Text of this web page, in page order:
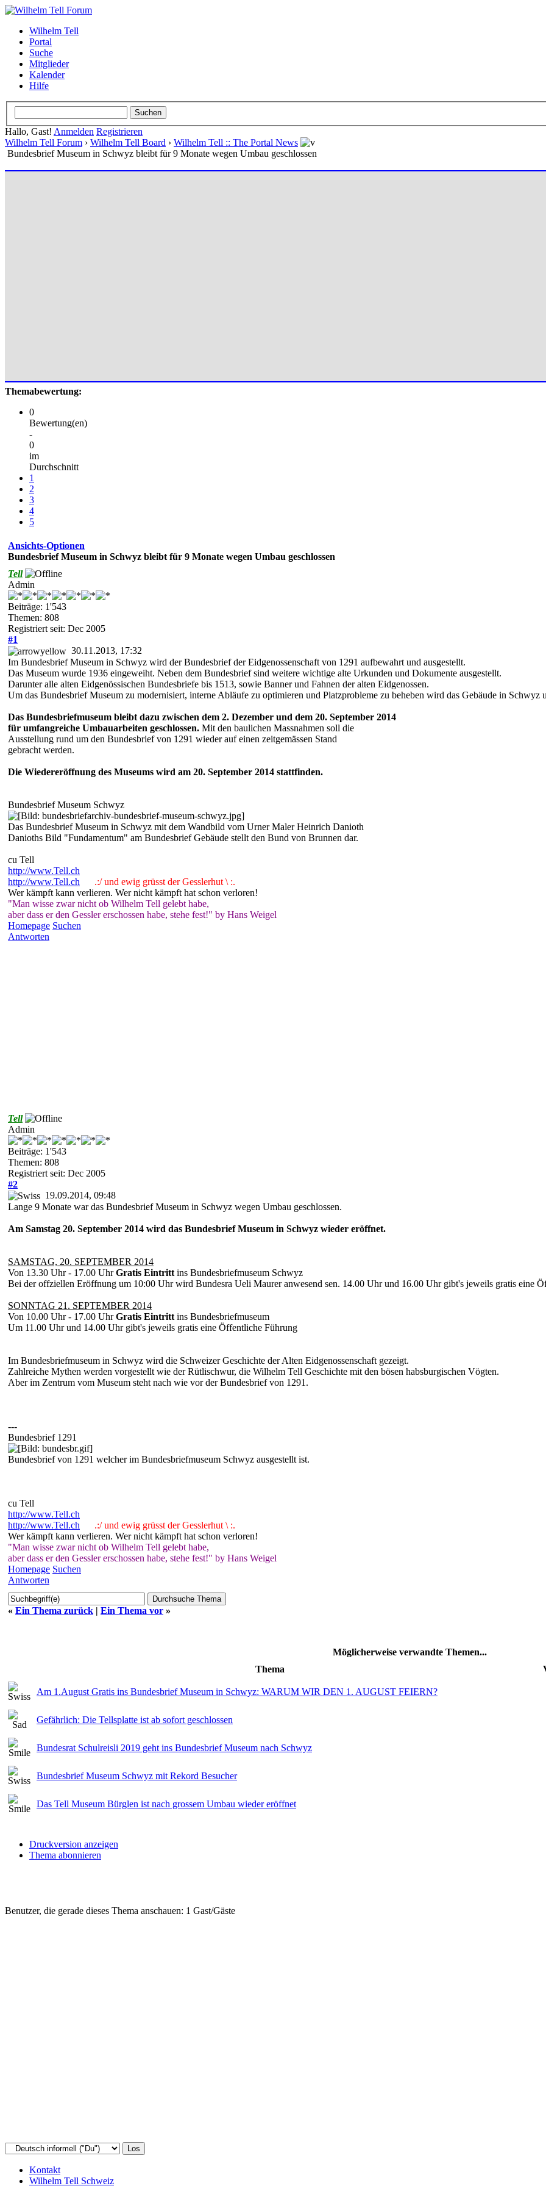
Wilhelm Tell
Portal
Suche
Mitglieder
Kalender
Hilfe
Hallo, Gast! Anmelden Registrieren
Wilhelm Tell Forum › Wilhelm Tell Board › Wilhelm Tell :: The Portal News
Bundesbrief Museum in Schwyz bleibt für 9 Monate wegen Umbau geschlossen
Themabewertung:
0
Bewertung(en)
-
0
im
Durchschnitt
1
2
3
4
5
Ansichts-Optionen
Bundesbrief Museum in Schwyz bleibt für 9 Monate wegen Umbau geschlossen
Tell
Admin
Beiträge: 1'543
Themen: 808
Registriert seit: Dec 2005
#1
30.11.2013, 17:32
Im Bundesbrief Museum in Schwyz wird der Bundesbrief der Eidgenossenschaft von 1291 aufbewahrt und ausgestellt.
Das Museum wurde 1936 eingeweiht. Neben dem Bundesbrief sind weitere wichtige alte Urkunden und Dokumente ausgestellt.
Darunter alle alten Eidgenössischen Bundesbriefe bis 1513, sowie Banner und Fahnen der alten Eidgenossen.
Um das Bundesbrief Museum zu modernisiert, interne Abläufe zu optimieren und Platzprobleme zu beheben wird das Gebäude in Schwyz
Das Bundesbriefmuseum bleibt dazu zwischen dem 2. Dezember und dem 20. September 2014
für umfangreiche Umbauarbeiten geschlossen. Mit den baulichen Massnahmen soll die
Ausstellung rund um den Bundesbrief von 1291 wieder auf einen zeitgemässen Stand
gebracht werden.
Die Wiedereröffnung des Museums wird am 20. September 2014 stattfinden.
Bundesbrief Museum Schwyz
Das Bundesbrief Museum in Schwyz mit dem Wandbild vom Urner Maler Heinrich Danioth
Danioths Bild "Fundamentum" am Bundesbrief Gebäude stellt den Bund von Brunnen dar.
cu Tell
http://www.Tell.ch
http://www.Tell.ch
.:/ und ewig grüsst der Gesslerhut \ :.
Wer kämpft kann verlieren. Wer nicht kämpft hat schon verloren!
"Man wisse zwar nicht ob Wilhelm Tell gelebt habe,
aber dass er den Gessler erschossen habe, stehe fest!" by Hans Weigel
Homepage Suchen
Antworten
Tell
Admin
Beiträge: 1'543
Themen: 808
Registriert seit: Dec 2005
#2
19.09.2014, 09:48
Lange 9 Monate war das Bundesbrief Museum in Schwyz wegen Umbau geschlossen.
Am Samstag 20. September 2014 wird das Bundesbrief Museum in Schwyz wieder eröffnet.
SAMSTAG, 20. SEPTEMBER 2014
Von 13.30 Uhr - 17.00 UhrGratis Eintritt ins Bundesbriefmuseum Schwyz
Bei der offziellen Eröffnung um 10:00 Uhr wird Bundesra Ueli Maurer anwesend sen. 14.00 Uhr und 16.00 Uhr gibt's jeweils gratis eine
SONNTAG 21. SEPTEMBER 2014
Von 10.00 Uhr - 17.00 UhrGratis Eintritt ins Bundesbriefmuseum
Um 11.00 Uhr und 14.00 Uhr gibt's jeweils gratis eine Öffentliche Führung
Im Bundesbriefmuseum in Schwyz wird die Schweizer Geschichte der Alten Eidgenossenschaft gezeigt.
Zahlreiche Mythen werden vorgestellt wie der Rütlischwur, die Wilhelm Tell Geschichte mit den bösen habsburgischen Vögten.
Aber im Zentrum vom Museum steht nach wie vor der Bundesbrief von 1291.
---
Bundesbrief 1291
Bundesbrief von 1291 welcher im Bundesbriefmuseum Schwyz ausgestellt ist.
cu Tell
http://www.Tell.ch
http://www.Tell.ch
.:/ und ewig grüsst der Gesslerhut \ :.
Wer kämpft kann verlieren. Wer nicht kämpft hat schon verloren!
"Man wisse zwar nicht ob Wilhelm Tell gelebt habe,
aber dass er den Gessler erschossen habe, stehe fest!" by Hans Weigel
Homepage Suchen
Antworten
« Ein Thema zurück | Ein Thema vor »
Möglicherweise verwandte Themen...
Thema
Am 1.August Gratis ins Bundesbrief Museum in Schwyz: WARUM WIR DEN 1. AUGUST FEIERN?
Gefährlich: Die Tellsplatte ist ab sofort geschlossen
Bundesrat Schulreisli 2019 geht ins Bundesbrief Museum nach Schwyz
Bundesbrief Museum Schwyz mit Rekord Besucher
Das Tell Museum Bürglen ist nach grossem Umbau wieder eröffnet
Druckversion anzeigen
Thema abonnieren
Benutzer, die gerade dieses Thema anschauen: 1 Gast/Gäste
Kontakt
Wilhelm Tell Schweiz